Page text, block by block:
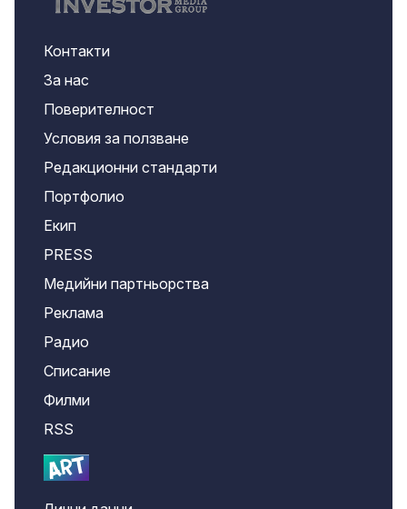
Контакти
За нас
Поверителност
Условия за ползване
Редакционни стандарти
Портфолио
Екип
PRESS
Медийни партньорства
Реклама
Радио
Списание
Филми
RSS